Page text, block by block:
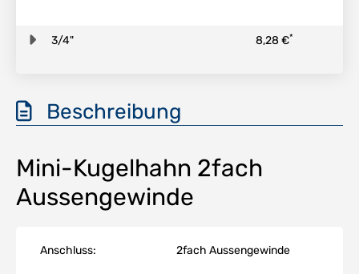
3/4" 8,28 €*
Beschreibung
Mini-Kugelhahn 2fach
Aussengewinde
Anschluss: 2fach Aussengewinde